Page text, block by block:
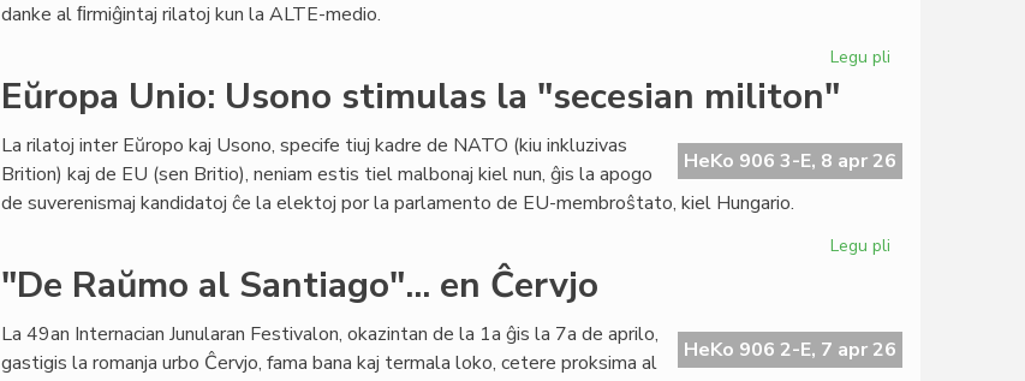
danke al ﬁrmiĝintaj rilatoj kun la ALTE-medio.
Legu pli
internacia
konferenco
Eŭropa Unio: Usono stimulas la "secesian militon"
HeKo 906 3-E, 8 apr 26
La rilatoj inter Eŭropo kaj Usono, specife tiuj kadre de NATO (kiu inkluzivas
Brition) kaj de EU (sen Britio), neniam estis tiel malbonaj kiel nun, ĝis la apogo
de suverenismaj kandidatoj ĉe la elektoj por la parlamento de EU-membroŝtato, kiel Hungario.
Legu pli
stimulas
la
"De Raŭmo al Santiago"... en Ĉervjo
HeKo 906 2-E, 7 apr 26
La 49an Internacian Junularan Festivalon, okazintan de la 1a ĝis la 7a de aprilo,
gastigis la romanja urbo Ĉervjo, fama bana kaj termala loko, cetere proksima al